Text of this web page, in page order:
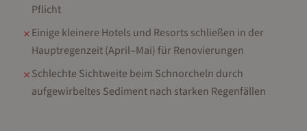
Pflicht
✗Einige kleinere Hotels und Resorts schließen in der
Hauptregenzeit (April–Mai) für Renovierungen
✗Schlechte Sichtweite beim Schnorcheln durch
aufgewirbeltes Sediment nach starken Regenfällen